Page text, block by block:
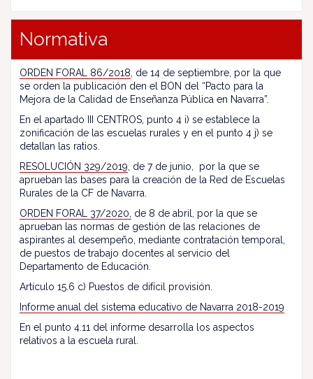
Normativa
ORDEN FORAL 86/2018 , de 14 de septiembre, por la que
se orden la publicación den el BON del “Pacto para la
Mejora de la Calidad de Enseñanza Pública en Navarra”.
En el apartado III CENTROS, punto 4 i) se establece la
zonificación de las escuelas rurales y en el punto 4 j) se
detallan las ratios.
RESOLUCIÓN 329/2019 , de 7 de junio, por la que se
aprueban las bases para la creación de la Red de Escuelas
Rurales de la CF de Navarra.
ORDEN FORAL 37/2020, de 8 de abril, por la que se
aprueban las normas de gestión de las relaciones de
aspirantes al desempeño, mediante contratación temporal,
de puestos de trabajo docentes al servicio del
Departamento de Educación.
Artículo 15.6 c) Puestos de difícil provisión.
Informe anual del sistema educativo de Navarra 2018-2019
En el punto 4.11 del informe desarrolla los aspectos
relativos a la escuela rural.